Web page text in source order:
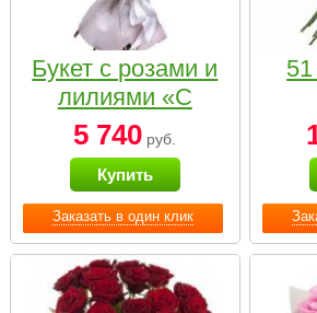
Заказать в один клик
Букет с розами и
лилиями «С
наилучшими
пожеланиями»
5 740 руб.
Купить